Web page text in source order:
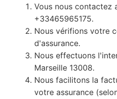
Vous nous contactez
+33465965175.
Nous vérifions votre
d'assurance.
Nous effectuons
Marseille 13008.
Nous facilitons la
votre assurance